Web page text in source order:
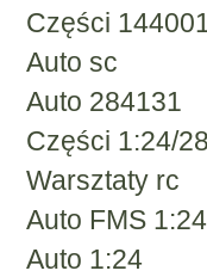
Części
Auto sc
Auto 284131
Części 1:24/28
Warsztaty rc
Auto FMS 1:24
Auto 1:24